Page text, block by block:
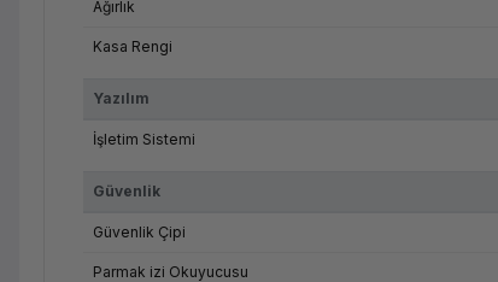
Ağırlık
Kasa Rengi
Yazılım
İşletim Sistemi
Güvenlik
Güvenlik Çipi
Parmak izi Okuyucusu